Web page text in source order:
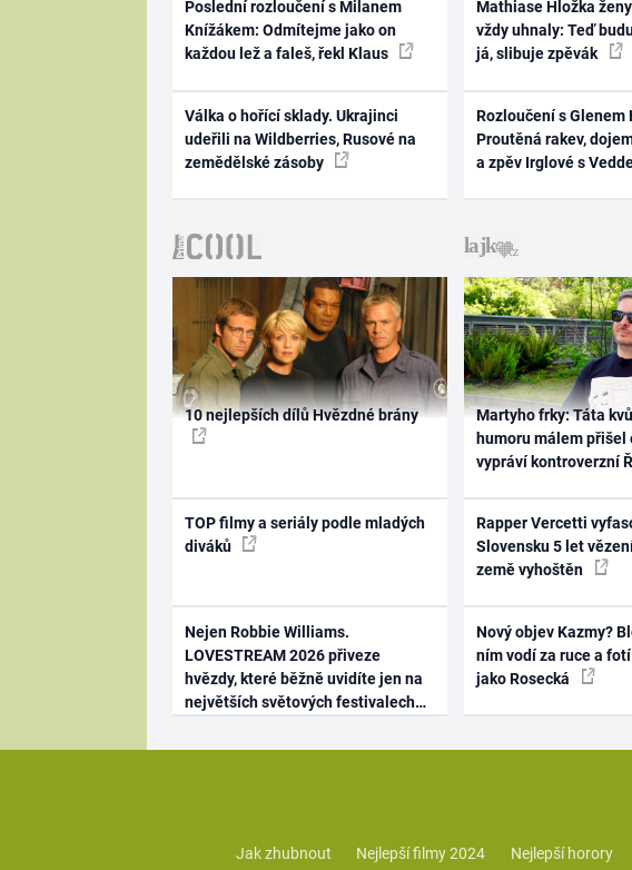
Poslední rozloučení s Milanem
Knížákem: Odmítejme jako on
každou lež a faleš, řekl Klaus
Válka o hořící sklady. Ukrajinci
udeřili na Wildberries, Rusové na
zemědělské zásoby
Mathiase Hložka
vždy uhnaly: Teď
já, slibuje zpěvák
Rozloučení s Glenem
Proutěná rakev,
a zpěv Irglové s
10 nejlepších dílů Hvězdné brány
TOP filmy a seriály podle mladých
diváků
Nejen Robbie Williams.
LOVESTREAM 2026 přiveze
hvězdy, které běžně uvidíte jen na
největších světových festivalech
Martyho frky: Táta
humoru málem přišel
vypráví kontroverzní
Rapper Vercetti
Slovensku 5 let
země vyhoštěn
Nový objev Kazmy?
ním vodí za ruce a
jako Rosecká
Jak zhubnout Nejlepší filmy 2024 Nejlepší horory